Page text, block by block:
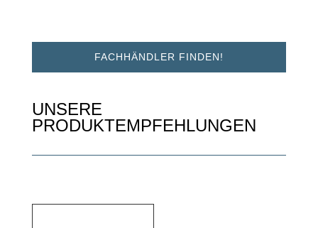
FACHHÄNDLER FINDEN!
UNSERE
PRODUKTEMPFEHLUNGEN